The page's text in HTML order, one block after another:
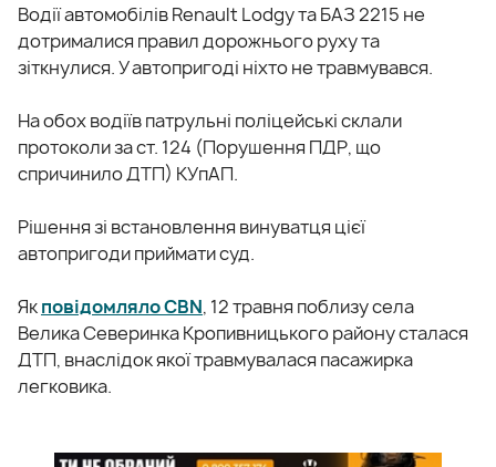
Водії автомобілів Renault Lodgy та БАЗ 2215 не
дотрималися правил дорожнього руху та
зіткнулися. У автопригоді ніхто не травмувався.
На обох водіїв патрульні поліцейські склали
протоколи за ст. 124 (Порушення ПДР, що
спричинило ДТП) КУпАП.
Рішення зі встановлення винуватця цієї
автопригоди приймати суд.
Якповідомляло CBN, 12 травня поблизу села
Велика Северинка Кропивницького району сталася
ДТП, внаслідок якої травмувалася пасажирка
легковика.